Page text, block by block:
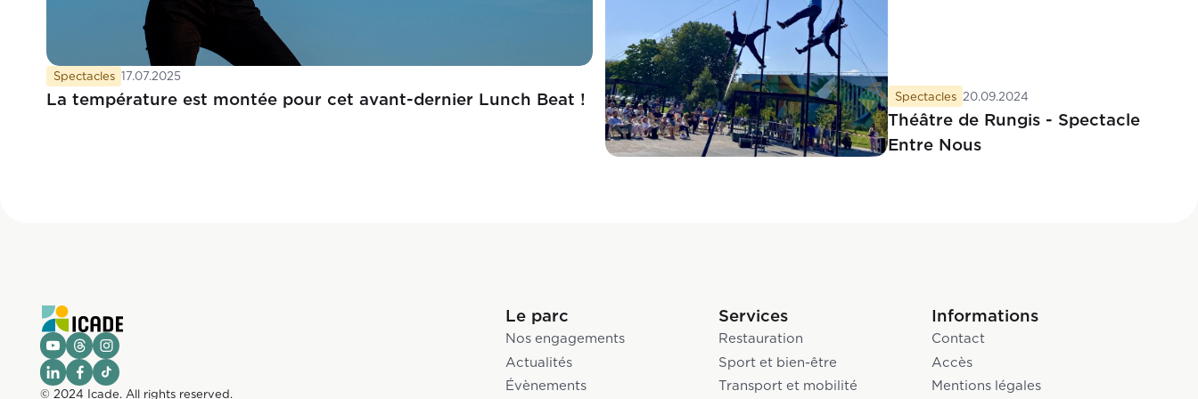
Spectacles 17.07.2025
La température est montée pour cet avant-dernier Lunch Beat ! Spectacles 20.09.2024
Théâtre de Rungis - Spectacle
Entre Nous
© 2024 Icade. All rights reserved.
Le parc
Nos engagements
Actualités
Évènements
Services
Restauration
Sport et bien-être
Transport et mobilité
Informations
Contact
Accès
Mentions légales